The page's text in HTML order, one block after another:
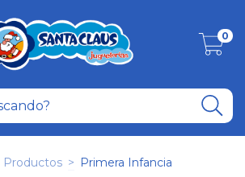
0
Productos > Primera Infancia